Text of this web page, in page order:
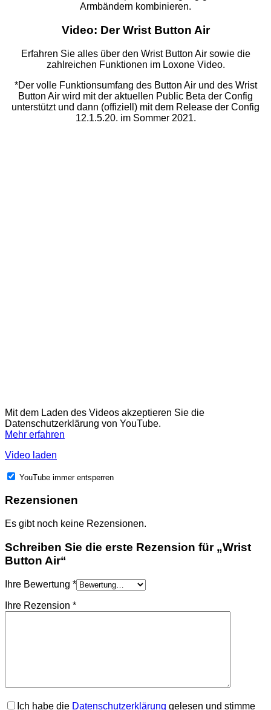
Armbändern kombinieren.
Video: Der Wrist Button Air
Erfahren Sie alles über den Wrist Button Air sowie die
zahlreichen Funktionen im Loxone Video.
*Der volle Funktionsumfang des Button Air und des Wrist
Button Air wird mit der aktuellen Public Beta der Config
unterstützt und dann (offiziell) mit dem Release der Config
12.1.5.20. im Sommer 2021.
Mit dem Laden des Videos akzeptieren Sie die
Datenschutzerklärung von YouTube.
Mehr erfahren
Video laden
YouTube immer entsperren
Rezensionen
Es gibt noch keine Rezensionen.
Schreiben Sie die erste Rezension für „Wrist
Button Air“
Ihre Bewertung *
Ihre Rezension *
Ich habe die Datenschutzerklärung gelesen und stimme